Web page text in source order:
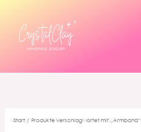
springen
Start / Produkte verschlagwortet mit „Armband“